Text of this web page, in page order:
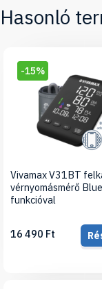
Hasonló
-15%
Vivamax V31BT
vérnyomásmérő
funkcióval
16 490 Ft